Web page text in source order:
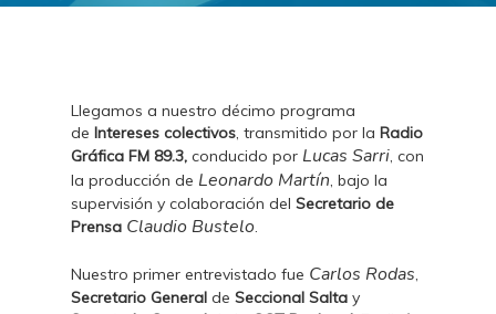
Llegamos a nuestro décimo programa
deIntereses colectivos, transmitido por laRadio
Gráfica FM 89.3,conducido por Lucas Sarri, con
la producción de Leonardo Martín, bajo la
supervisión y colaboración delSecretario de
Prensa Claudio Bustelo.
Nuestro primer entrevistado fue Carlos Rodas,
Secretario General deSeccional Salta y